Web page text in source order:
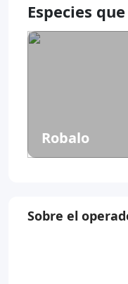
Especies
Robalo
Sobre el